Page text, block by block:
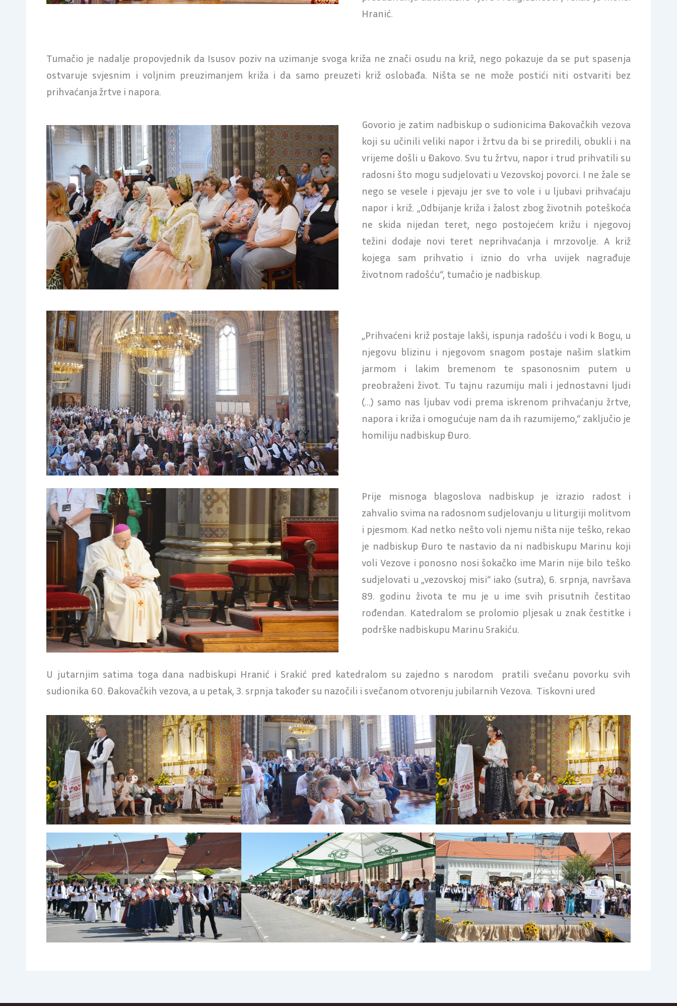
Hranić.
Tumačio je nadalje propovjednik da Isusov poziv na uzimanje svoga križa ne znači osudu na križ, nego pokazuje da se put spasenja
ostvaruje svjesnim i voljnim preuzimanjem križa i da samo preuzeti križ oslobađa. Ništa se ne može postići niti ostvariti bez
prihvaćanja žrtve i napora.
Govorio je zatim nadbiskup o sudionicima Đakovačkih vezova
koji su učinili veliki napor i žrtvu da bi se priredili, obukli i na
vrijeme došli u Đakovo. Svu tu žrtvu, napor i trud prihvatili su
radosni što mogu sudjelovati u Vezovskoj povorci. I ne žale se
nego se vesele i pjevaju jer sve to vole i u ljubavi prihvaćaju
napor i križ. „Odbijanje križa i žalost zbog životnih poteškoća
ne skida nijedan teret, nego postojećem križu i njegovoj
težini dodaje novi teret neprihvaćanja i mrzovolje. A križ
kojega sam prihvatio i iznio do vrha uvijek nagrađuje
životnom radošću“, tumačio je nadbiskup.
„Prihvaćeni križ postaje lakši, ispunja radošću i vodi k Bogu, u
njegovu blizinu i njegovom snagom postaje našim slatkim
jarmom i lakim bremenom te spasonosnim putem u
preobraženi život. Tu tajnu razumiju mali i jednostavni ljudi
(…) samo nas ljubav vodi prema iskrenom prihvaćanju žrtve,
napora i križa i omogućuje nam da ih razumijemo,“ zaključio je
homiliju nadbiskup Đuro.
Prije misnoga blagoslova nadbiskup je izrazio radost i
zahvalio svima na radosnom sudjelovanju u liturgiji molitvom
i pjesmom. Kad netko nešto voli njemu ništa nije teško, rekao
je nadbiskup Đuro te nastavio da ni nadbiskupu Marinu koji
voli Vezove i ponosno nosi šokačko ime Marin nije bilo teško
sudjelovati u „vezovskoj misi“ iako (sutra), 6. srpnja, navršava
89. godinu života te mu je u ime svih prisutnih čestitao
rođendan. Katedralom se prolomio pljesak u znak čestitke i
podrške nadbiskupu Marinu Srakiću.
U jutarnjim satima toga dana nadbiskupi Hranić i Srakić pred katedralom su zajedno s narodom pratili svečanu povorku svih
sudionika 60. Đakovačkih vezova, a u petak, 3. srpnja također su nazočili i svečanom otvorenju jubilarnih Vezova. Tiskovni ured